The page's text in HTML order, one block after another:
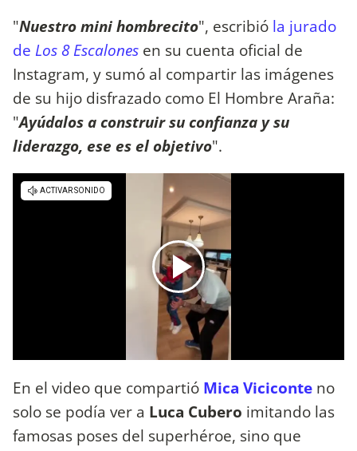
"Nuestro mini hombrecito", escribió la jurado
de Los 8 Escalones en su cuenta oficial de
Instagram, y sumó al compartir las imágenes
de su hijo disfrazado como El Hombre Araña:
"Ayúdalos a construir su confianza y su
liderazgo, ese es el objetivo".
En el video que compartió Mica Viciconte no
solo se podía ver a Luca Cubero imitando las
famosas poses del superhéroe, sino que